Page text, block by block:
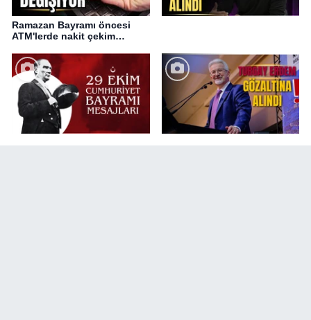
Ramazan Bayramı öncesi
ATM'lerde nakit çekim